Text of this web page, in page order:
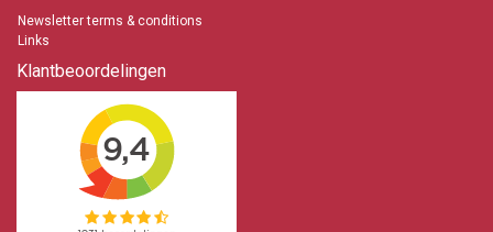
0653871555
Newsletter terms & conditions
Links
Klantbeoordelingen